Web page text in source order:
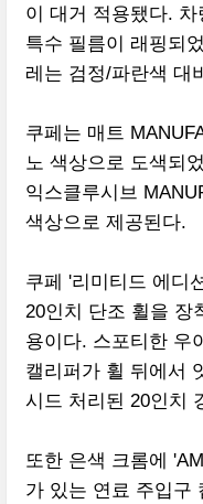
이 대거 적용됐다.
특수 필름이 래핑되
레는 검정/파란색 대
쿠페는 매트
노 색상으로 도색되
익스클루시브
색상으로 제공된다.
쿠페 '리미티드 에디
20인치 단조 휠을 장
용이다. 스포티한 우
캘리퍼가 휠 뒤에서
시드 처리된 20인치
또한 은색 크롬에
가 있는 연료 주입구